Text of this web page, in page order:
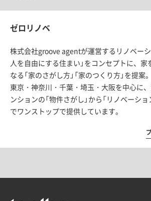
ゼロリノベ
株式会社groove agentが運営するリノベー
人を自由にする住まい」をコンセプトに、
なる「家のさがし方」「家のつくり方」を提案。
東京・神奈川・千葉・埼玉・大阪を中心に
ンションの「物件さがし」から「リノベーシ
でワンストップで提供しています。